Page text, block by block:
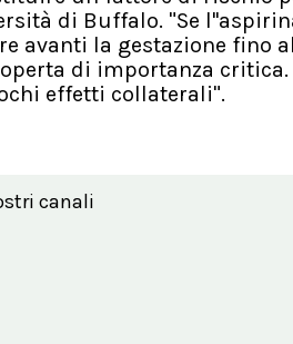
di Buffalo. "Se
avanti la gestazione fino
di importanza
effetti collaterali".
canali